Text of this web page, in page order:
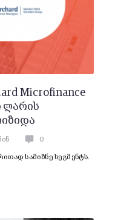
Microfinance
ლარის
0
სამიზნე სეგმენტს.